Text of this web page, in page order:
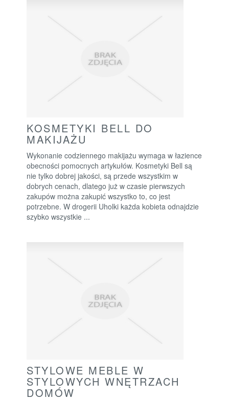
KOSMETYKI BELL DO
MAKIJAŻU
Wykonanie codziennego makijażu wymaga w łazience
obecności pomocnych artykułów. Kosmetyki Bell są
nie tylko dobrej jakości, są przede wszystkim w
dobrych cenach, dlatego już w czasie pierwszych
zakupów można zakupić wszystko to, co jest
potrzebne. W drogerii Uholki każda kobieta odnajdzie
szybko wszystkie ...
STYLOWE MEBLE W
STYLOWYCH WNĘTRZACH
DOMÓW